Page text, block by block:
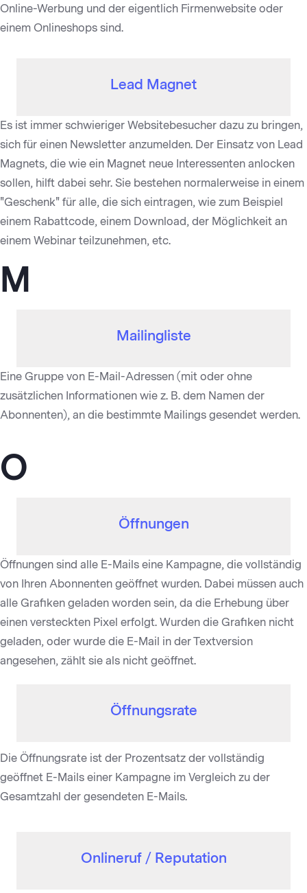
Online-Werbung und der eigentlich Firmenwebsite oder
einem Onlineshops sind.
Lead Magnet
Es ist immer schwieriger Websitebesucher dazu zu bringen,
sich für einen Newsletter anzumelden. Der Einsatz von Lead
Magnets, die wie ein Magnet neue Interessenten anlocken
sollen, hilft dabei sehr. Sie bestehen normalerweise in einem
"Geschenk" für alle, die sich eintragen, wie zum Beispiel
einem Rabattcode, einem Download, der Möglichkeit an
einem Webinar teilzunehmen, etc.
M
Mailingliste
Eine Gruppe von E-Mail-Adressen (mit oder ohne
zusätzlichen Informationen wie z. B. dem Namen der
Abonnenten), an die bestimmte Mailings gesendet werden.
O
Öffnungen
Öffnungen sind alle E-Mails eine Kampagne, die vollständig
von Ihren Abonnenten geöffnet wurden. Dabei müssen auch
alle Grafiken geladen worden sein, da die Erhebung über
einen versteckten Pixel erfolgt. Wurden die Grafiken nicht
geladen, oder wurde die E-Mail in der Textversion
angesehen, zählt sie als nicht geöffnet.
Öffnungsrate
Die Öffnungsrate ist der Prozentsatz der vollständig
geöffnet E-Mails einer Kampagne im Vergleich zu der
Gesamtzahl der gesendeten E-Mails.
Onlineruf / Reputation